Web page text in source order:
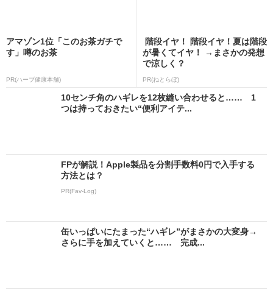
アマゾン1位「このお茶ガチで
す」噂のお茶
PR(ハーブ健康本舗)
階段イヤ！ 階段イヤ！夏は階段
が暑くてイヤ！ →まさかの発想
で涼しく？
PR(ねとらぼ)
10センチ角のハギレを12枚縫い合わせると…… 1
つは持っておきたい“便利アイテ...
FPが解説！Apple製品を分割手数料0円で入手する
方法とは？
PR(Fav-Log)
缶いっぱいにたまった“ハギレ”がまさかの大変身→
さらに手を加えていくと…… 完成...